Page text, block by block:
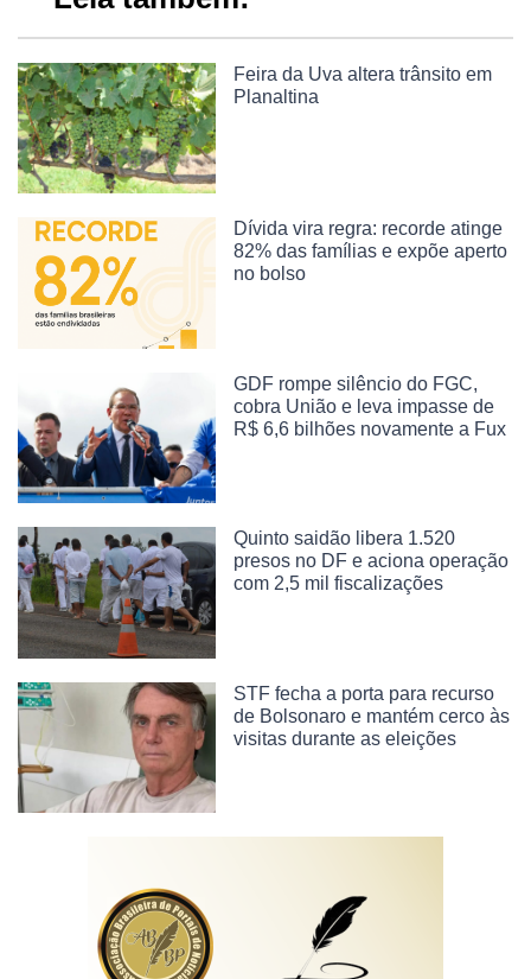
Feira da Uva altera trânsito em
Planaltina
Dívida vira regra: recorde atinge
82% das famílias e expõe aperto
no bolso
GDF rompe silêncio do FGC,
cobra União e leva impasse de
R$ 6,6 bilhões novamente a Fux
Quinto saidão libera 1.520
presos no DF e aciona operação
com 2,5 mil fiscalizações
STF fecha a porta para recurso
de Bolsonaro e mantém cerco às
visitas durante as eleições